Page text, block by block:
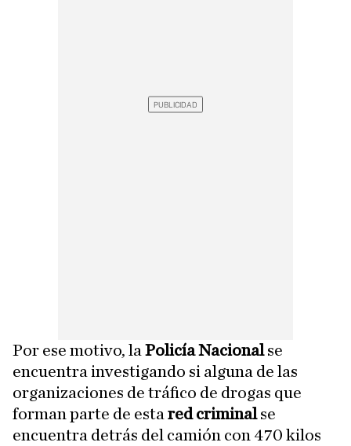
Por ese motivo, la Policía Nacionalse
encuentra investigando si alguna de las
organizaciones de tráfico de drogas que
forman parte de esta red criminalse
encuentra detrás del camión con 470 kilos